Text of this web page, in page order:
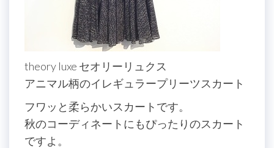
theory luxe セオリーリュクス
アニマル柄のイレギュラープリーツスカート
フワッと柔らかいスカートです。
秋のコーディネートにもぴったりのスカート
ですよ。